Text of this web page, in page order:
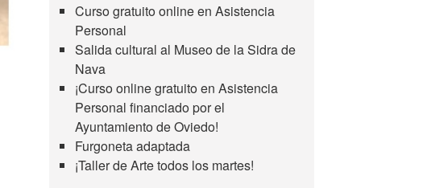
Curso gratuito online en Asistencia
Personal
Salida cultural al Museo de la Sidra de
Nava
¡Curso online gratuito en Asistencia
Personal financiado por el
Ayuntamiento de Oviedo!
Furgoneta adaptada
¡Taller de Arte todos los martes!